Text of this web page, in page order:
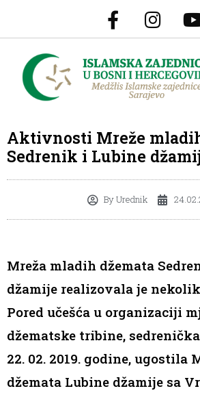
Aktivnosti Mreže
Sedrenik i Lubine
ByUrednik
Mreža mladih džemata
džamije realizovala je
Pored učešća u organizaciji
džematske tribine,
22. 02. 2019. godine, ugostila
džemata Lubine džamije sa